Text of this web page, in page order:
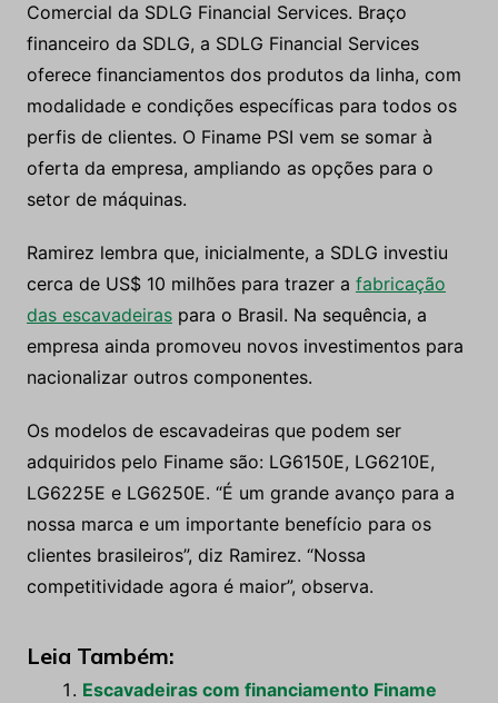
Comercial da SDLG Financial Services. Braço
financeiro da SDLG, a SDLG Financial Services
oferece financiamentos dos produtos da linha, com
modalidade e condições específicas para todos os
perfis de clientes. O Finame PSI vem se somar à
oferta da empresa, ampliando as opções para o
setor de máquinas.
Ramirez lembra que, inicialmente, a SDLG investiu
cerca de US$ 10 milhões para trazer a fabricação
das escavadeiraspara o Brasil. Na sequência, a
empresa ainda promoveu novos investimentos para
nacionalizar outros componentes.
Os modelos de escavadeiras que podem ser
adquiridos pelo Finame são: LG6150E, LG6210E,
LG6225E e LG6250E. “É um grande avanço para a
nossa marca e um importante benefício para os
clientes brasileiros”, diz Ramirez. “Nossa
competitividade agora é maior”, observa.
Leia Também:
Escavadeiras com financiamento Finame